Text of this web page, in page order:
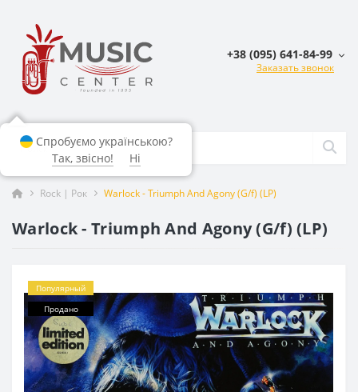
+38 (095) 641-84-99
Заказать звонок
Rock | Рок Warlock - Triumph And Agony (G/f) (LP)
Warlock - Triumph And Agony (G/f) (LP)
Популярный
Продано
Спробуємо українською?
Так, звісно!
Ні